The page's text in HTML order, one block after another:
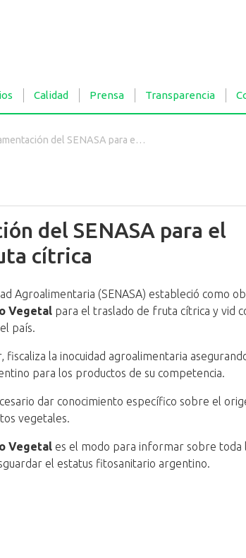
Calidad Prensa Transparencia
del SENASA para el traslado de vid y fruta cítrica
del SENASA para el
cítrica
Agroalimentaria (SENASA) estableció como
Vegetal para el traslado de fruta cítrica y vid
país.
fiscaliza la inocuidad agroalimentaria
para los productos de su competencia.
dar conocimiento específico sobre el
vegetales.
Vegetal es el modo para informar sobre toda
el estatus fitosanitario argentino.